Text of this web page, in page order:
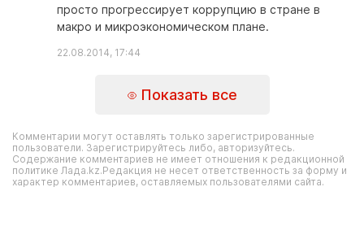
просто прогрессирует коррупцию в стране в
макро и микроэкономическом плане.
22.08.2014, 17:44
Показать все
Комментарии могут оставлять только зарегистрированные
пользователи. Зарегистрируйтесь либо, авторизуйтесь.
Содержание комментариев не имеет отношения к редакционной
политике Лада.kz.Редакция не несет ответственность за форму и
характер комментариев, оставляемых пользователями сайта.